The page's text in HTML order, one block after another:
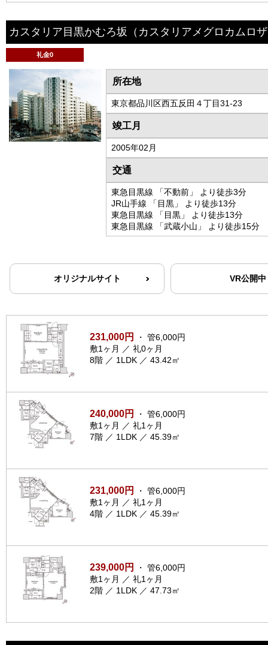
カスタリア目黒かむろ坂 （カスタリアメグロカムロ
礼金0
所在地
東京都品川区西五反田４丁目31-23
竣工月
2005年02月
交通
東急目黒線 「不動前」 より徒歩3分
JR山手線 「目黒」 より徒歩13分
東急目黒線 「目黒」 より徒歩13分
東急目黒線 「武蔵小山」 より徒歩15分
オリジナルサイト VR公開中
231,000円
・ 管6,000円
敷1ヶ月 ／ 礼0ヶ月
8階 ／ 1LDK ／ 43.42㎡
240,000円
・ 管6,000円
敷1ヶ月 ／ 礼1ヶ月
7階 ／ 1LDK ／ 45.39㎡
231,000円
・ 管6,000円
敷1ヶ月 ／ 礼1ヶ月
4階 ／ 1LDK ／ 45.39㎡
239,000円
・ 管6,000円
敷1ヶ月 ／ 礼1ヶ月
2階 ／ 1LDK ／ 47.73㎡